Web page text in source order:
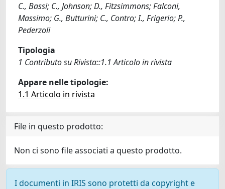
C., Bassi; C., Johnson; D., Fitzsimmons; Falconi,
Massimo; G., Butturini; C., Contro; I., Frigerio; P.,
Pederzoli
Tipologia
1 Contributo su Rivista::1.1 Articolo in rivista
Appare nelle tipologie:
1.1 Articolo in rivista
File in questo prodotto:
Non ci sono file associati a questo prodotto.
I documenti in IRIS sono protetti da copyright e